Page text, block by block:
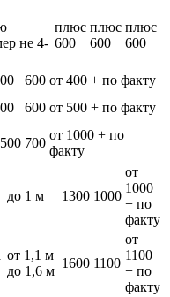
не 4-
плюс
600
плюс
600
плюс
600
600 от 400 + по факту
600 от 500 + по факту
700
от 1000 + по
факту
до 1 м 1300 1000
от
1000
+ по
факту
от 1,1 м
до 1,6 м
1600 1100
от
1100
+ по
факту